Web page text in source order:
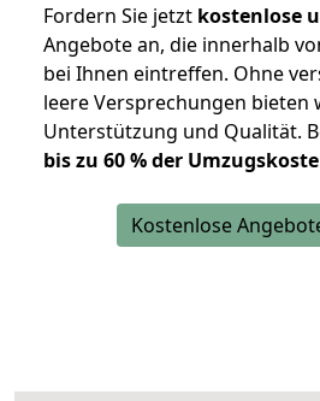
Fordern Sie jetzt kostenlose
Angebote an, die innerhalb
bei Ihnen eintreffen. Ohne
leere Versprechungen bieten
Unterstützung und Qualität.
bis zu 60 % der
Kostenlose